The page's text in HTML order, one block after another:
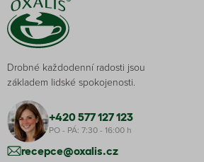
Drobné každodenní radosti jsou
základem lidské spokojenosti.
+420 577 127 123
PO - PÁ: 7:30 - 16:00 h
recepce@oxalis.cz